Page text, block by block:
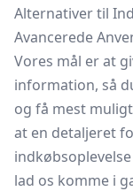
Alternativer til
Avancerede
Vores mål er at
information, så
og få mest
at en detaljeret
lad os komme i